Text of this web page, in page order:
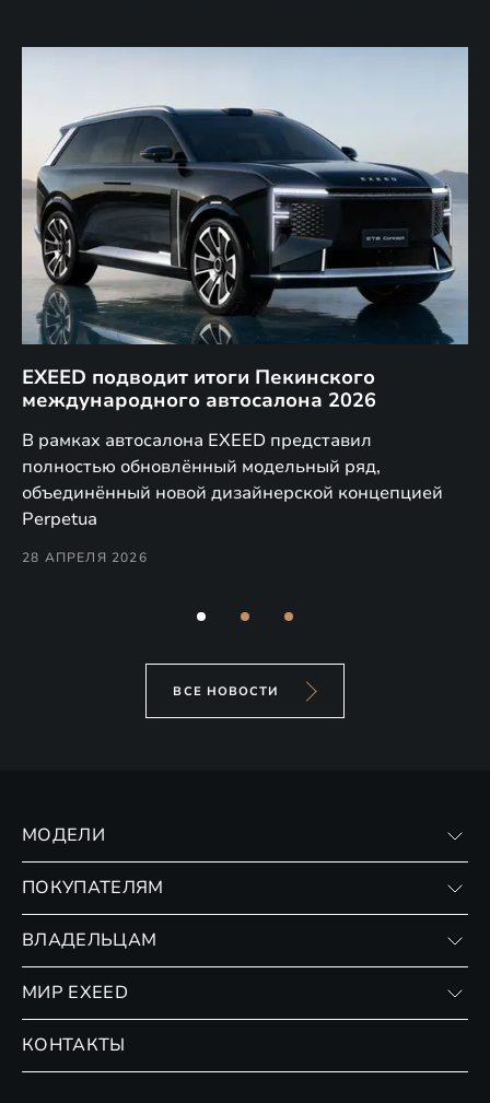
EXEED подводит итоги Пекинского
международного автосалона 2026
В рамках автосалона EXEED представил
полностью обновлённый модельный ряд,
объединённый новой дизайнерской концепцией
Perpetua
28 АПРЕЛЯ 2026
ВСЕ НОВОСТИ
МОДЕЛИ
ПОКУПАТЕЛЯМ
Страхование
ВЛАДЕЛЬЦАМ
Сервис
МИР EXEED
КОНТАКТЫ